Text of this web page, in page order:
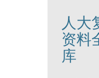
人大
资料
库